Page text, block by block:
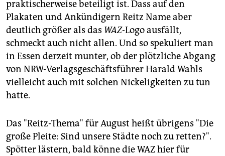
praktischerweise beteiligt ist. Dass auf den
Plakaten und Ankündigern Reitz Name aber
deutlich größer als das WAZ-Logo ausfällt,
schmeckt auch nicht allen. Und so spekuliert man
in Essen derzeit munter, ob der plötzliche Abgang
von NRW-Verlagsgeschäftsführer Harald Wahls
vielleicht auch mit solchen Nickeligkeiten zu tun
hatte.
Das "Reitz-Thema" für August heißt übrigens "Die
große Pleite: Sind unsere Städte noch zu retten?".
Spötter lästern, bald könne die WAZ hier für